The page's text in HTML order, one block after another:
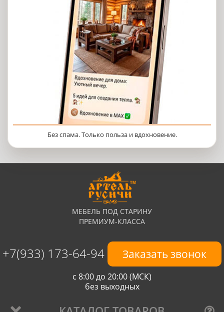
Без спама. Только польза и вдохновение.
МЕБЕЛЬ ПОД СТАРИНУ
ПРЕМИУМ-КЛАССА
+7(933) 173-64-94 Заказать звонок
с 8:00 до 20:00 (МСК)
без выходных